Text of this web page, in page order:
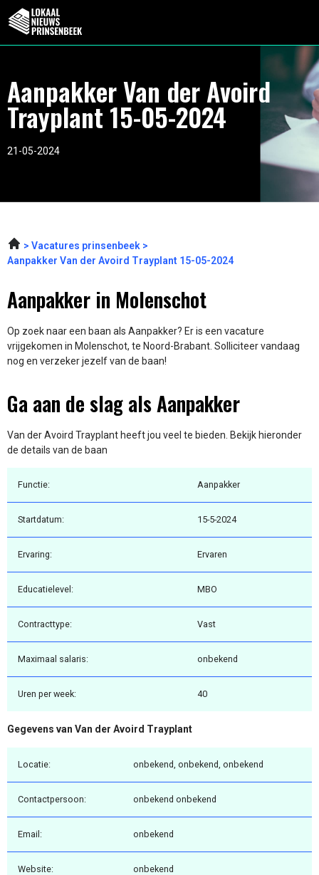
Aanpakker Van der Avoird
Trayplant 15-05-2024
21-05-2024
Vacatures prinsenbeek
Aanpakker Van der Avoird Trayplant 15-05-2024
Aanpakker in Molenschot
Op zoek naar een baan als Aanpakker? Er is een vacature
vrijgekomen in Molenschot, te Noord-Brabant. Solliciteer vandaag
nog en verzeker jezelf van de baan!
Ga aan de slag als Aanpakker
Van der Avoird Trayplant heeft jou veel te bieden. Bekijk hieronder
de details van de baan
Functie: Aanpakker
Startdatum: 15-5-2024
Ervaring: Ervaren
Educatielevel: MBO
Contracttype: Vast
Maximaal salaris: onbekend
Uren per week: 40
Gegevens van Van der Avoird Trayplant
Locatie: onbekend, onbekend, onbekend
Contactpersoon: onbekend onbekend
Email: onbekend
Website: onbekend